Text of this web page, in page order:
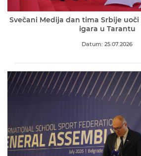
Svečani Medija dan tima Srbije
igara u Tarantu
Datum: 25.07.2026